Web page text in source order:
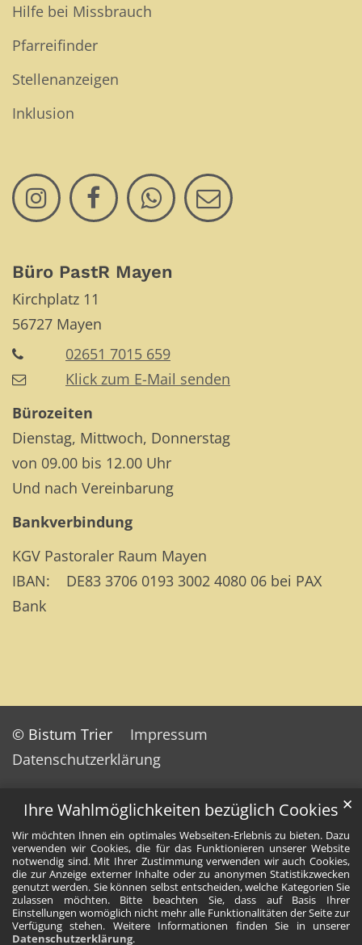
Ihre Wahlmöglichkeiten bezüglich Cookies
Wir möchten Ihnen ein optimales Webseiten-Erlebnis zu bieten. Dazu
verwenden wir Cookies, die für das Funktionieren unserer Website
notwendig sind. Mit Ihrer Zustimmung verwenden wir auch Cookies,
die zur Anzeige externer Inhalte oder zu anonymen Statistikzwecken
genutzt werden. Sie können selbst entscheiden, welche Kategorien Sie
zulassen möchten. Bitte beachten Sie, dass auf Basis Ihrer
Einstellungen womöglich nicht mehr alle Funktionalitäten der Seite zur
Verfügung stehen. Weitere Informationen finden Sie in unserer
Datenschutzerklärung.
✕
Hilfe bei Missbrauch
Pfarreifinder
Stellenanzeigen
Inklusion
Büro PastR Mayen
Kirchplatz 11
56727 Mayen
02651 7015 659
Klick zum E-Mail senden
Bürozeiten
Dienstag, Mittwoch, Donnerstag
von 09.00 bis 12.00 Uhr
Und nach Vereinbarung
Bankverbindung
KGV Pastoraler Raum Mayen
IBAN: DE83 3706 0193 3002 4080 06 bei PAX
Bank
© Bistum Trier
Impressum
Datenschutzerklärung